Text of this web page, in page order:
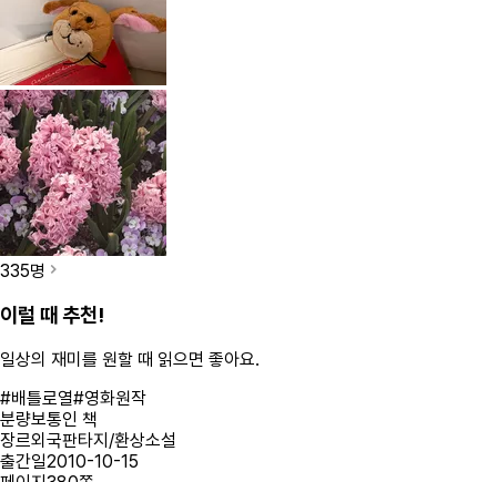
335명
이럴 때 추천!
일상의 재미를 원할 때 읽으면 좋아요.
#배틀로열#영화원작
분량보통인 책
장르외국판타지/환상소설
출간일2010-10-15